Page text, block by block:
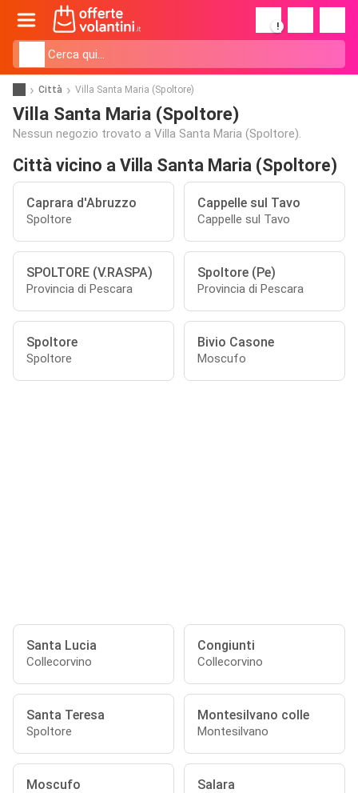
!
Città Villa Santa Maria (Spoltore)
Villa Santa Maria (Spoltore)
Nessun negozio trovato a Villa Santa Maria (Spoltore).
Città vicino a Villa Santa Maria (Spoltore)
Caprara d'Abruzzo
Spoltore
Cappelle sul Tavo
Cappelle sul Tavo
SPOLTORE (V.RASPA)
Provincia di Pescara
Spoltore (Pe)
Provincia di Pescara
Spoltore
Spoltore
Bivio Casone
Moscufo
Santa Lucia
Collecorvino
Congiunti
Collecorvino
Santa Teresa
Spoltore
Montesilvano colle
Montesilvano
Moscufo Salara